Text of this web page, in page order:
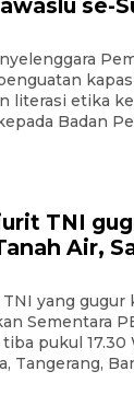
se-
literasi etika
Badan
TNI
Air,
yang gugur
Sementara
pukul 17.30
Tangerang,